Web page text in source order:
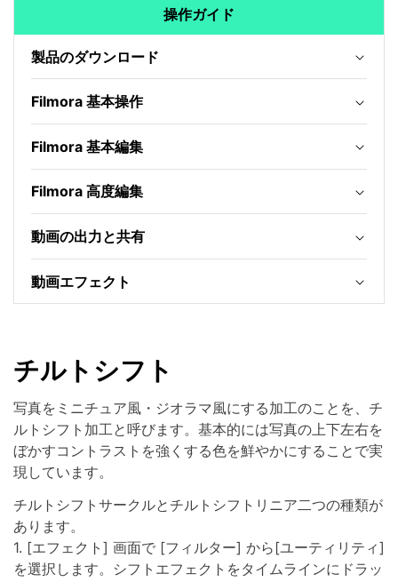
操作ガイド
製品のダウンロード
Filmora 基本操作
Filmora 基本編集
Filmora 高度編集
動画の出力と共有
動画エフェクト
チルトシフト
写真をミニチュア風・ジオラマ風にする加工のことを、チ
ルトシフト加工と呼びます。基本的には写真の上下左右を
ぼかすコントラストを強くする色を鮮やかにすることで実
現しています。
チルトシフトサークルとチルトシフトリニア二つの種類が
あります。
1. [エフェクト] 画面で [フィルター] から[ユーティリティ]
を選択します。シフトエフェクトをタイムラインにドラッ